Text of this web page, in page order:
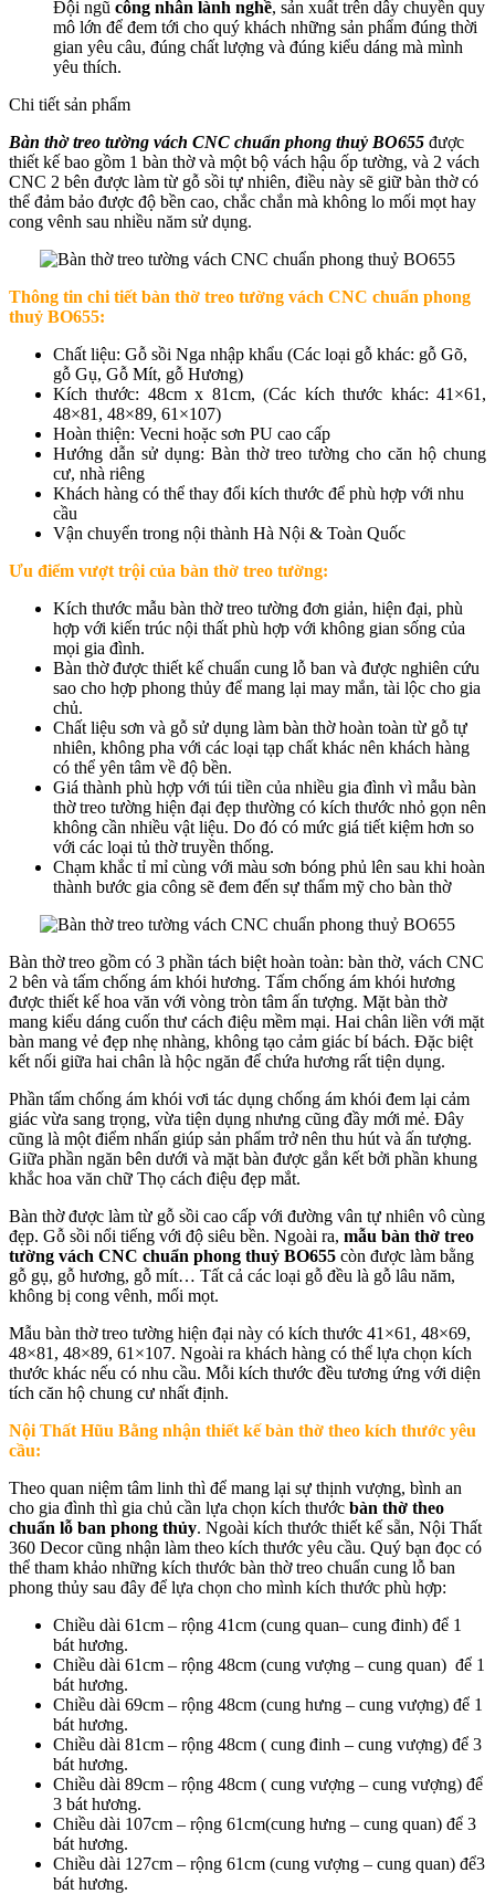
Đội ngũ công nhân lành nghề, sản xuất trên dây chuyền quy
mô lớn để đem tới cho quý khách những sản phẩm đúng thời
gian yêu câu, đúng chất lượng và đúng kiểu dáng mà mình
yêu thích.
Chi tiết sản phẩm
Bàn thờ treo tường vách CNC chuẩn phong thuỷ BO655 được
thiết kế bao gồm 1 bàn thờ và một bộ vách hậu ốp tường, và 2 vách
CNC 2 bên được làm từ gỗ sồi tự nhiên, điều này sẽ giữ bàn thờ có
thể đảm bảo được độ bền cao, chắc chắn mà không lo mối mọt hay
cong vênh sau nhiều năm sử dụng.
Thông tin chi tiết bàn thờ treo tường vách CNC chuẩn phong
thuỷ BO655:
Chất liệu: Gỗ sồi Nga nhập khẩu (Các loại gỗ khác: gỗ Gõ,
gỗ Gụ, Gỗ Mít, gỗ Hương)
Kích thước: 48cm x 81cm, (Các kích thước khác: 41×61,
48×81, 48×89, 61×107)
Hoàn thiện: Vecni hoặc sơn PU cao cấp
Hướng dẫn sử dụng: Bàn thờ treo tường cho căn hộ chung
cư, nhà riêng
Khách hàng có thể thay đổi kích thước để phù hợp với nhu
cầu
Vận chuyển trong nội thành Hà Nội & Toàn Quốc
Ưu điểm vượt trội của bàn thờ treo tường:
Kích thước mẫu bàn thờ treo tường đơn giản, hiện đại, phù
hợp với kiến trúc nội thất phù hợp với không gian sống của
mọi gia đình.
Bàn thờ được thiết kế chuẩn cung lỗ ban và được nghiên cứu
sao cho hợp phong thủy để mang lại may mắn, tài lộc cho gia
chủ.
Chất liệu sơn và gỗ sử dụng làm bàn thờ hoàn toàn từ gỗ tự
nhiên, không pha với các loại tạp chất khác nên khách hàng
có thể yên tâm về độ bền.
Giá thành phù hợp với túi tiền của nhiều gia đình vì mẫu bàn
thờ treo tường hiện đại đẹp thường có kích thước nhỏ gọn nên
không cần nhiều vật liệu. Do đó có mức giá tiết kiệm hơn so
với các loại tủ thờ truyền thống.
Chạm khắc tỉ mỉ cùng với màu sơn bóng phủ lên sau khi hoàn
thành bước gia công sẽ đem đến sự thẩm mỹ cho bàn thờ
Bàn thờ treo gồm có 3 phần tách biệt hoàn toàn: bàn thờ, vách CNC
2 bên và tấm chống ám khói hương. Tấm chống ám khói hương
được thiết kế hoa văn với vòng tròn tâm ấn tượng. Mặt bàn thờ
mang kiểu dáng cuốn thư cách điệu mềm mại. Hai chân liền với mặt
bàn mang vẻ đẹp nhẹ nhàng, không tạo cảm giác bí bách. Đặc biệt
kết nối giữa hai chân là hộc ngăn để chứa hương rất tiện dụng.
Phần tấm chống ám khói vơi tác dụng chống ám khói đem lại cảm
giác vừa sang trọng, vừa tiện dụng nhưng cũng đầy mới mẻ. Đây
cũng là một điểm nhấn giúp sản phẩm trở nên thu hút và ấn tượng.
Giữa phần ngăn bên dưới và mặt bàn được gắn kết bởi phần khung
khắc hoa văn chữ Thọ cách điệu đẹp mắt.
Bàn thờ được làm từ gỗ sồi cao cấp với đường vân tự nhiên vô cùng
đẹp. Gỗ sồi nổi tiếng với độ siêu bền. Ngoài ra, mẫu bàn thờ treo
tường vách CNC chuẩn phong thuỷ BO655 còn được làm bằng
gỗ gụ, gỗ hương, gỗ mít… Tất cả các loại gỗ đều là gỗ lâu năm,
không bị cong vênh, mối mọt.
Mẫu bàn thờ treo tường hiện đại này có kích thước 41×61, 48×69,
48×81, 48×89, 61×107. Ngoài ra khách hàng có thể lựa chọn kích
thước khác nếu có nhu cầu. Mỗi kích thước đều tương ứng với diện
tích căn hộ chung cư nhất định.
Nội Thất Hũu Bằng nhận thiết kế bàn thờ theo kích thước yêu
cầu:
Theo quan niệm tâm linh thì để mang lại sự thịnh vượng, bình an
cho gia đình thì gia chủ cần lựa chọn kích thước bàn thờ theo
chuẩn lỗ ban phong thủy. Ngoài kích thước thiết kế sẵn, Nội Thất
360 Decor cũng nhận làm theo kích thước yêu cầu. Quý bạn đọc có
thể tham khảo những kích thước bàn thờ treo chuẩn cung lỗ ban
phong thủy sau đây để lựa chọn cho mình kích thước phù hợp:
Chiều dài 61cm – rộng 41cm (cung quan– cung đinh) để 1
bát hương.
Chiều dài 61cm – rộng 48cm (cung vượng – cung quan) để 1
bát hương.
Chiều dài 69cm – rộng 48cm (cung hưng – cung vượng) để 1
bát hương.
Chiều dài 81cm – rộng 48cm ( cung đinh – cung vượng) để 3
bát hương.
Chiều dài 89cm – rộng 48cm ( cung vượng – cung vượng) để
3 bát hương.
Chiều dài 107cm – rộng 61cm(cung hưng – cung quan) để 3
bát hương.
Chiều dài 127cm – rộng 61cm (cung vượng – cung quan) để3
bát hương.